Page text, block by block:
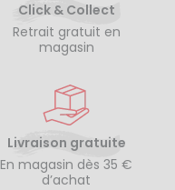
Click & Collect
Retrait gratuit en
magasin
Livraison gratuite
En magasin dès 35 €
d’achat